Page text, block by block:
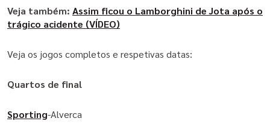
Veja também: Assim ficou o Lamborghini de Jota após o
trágico acidente (VÍDEO)
Veja os jogos completos e respetivas datas:
Quartos de final
Sporting-Alverca
Veja também: Assim ficou o Lamborghini de Jota após o
trágico acidente (VÍDEO)
Veja os jogos completos e respetivas datas:
Quartos de final
Sporting-Alverca